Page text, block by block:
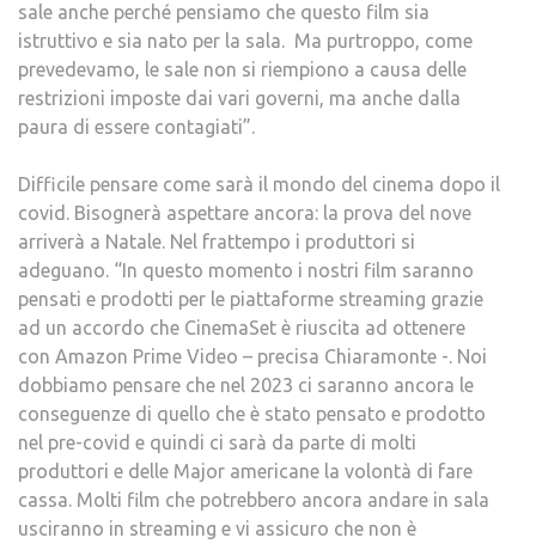
sale anche perché pensiamo che questo film sia
istruttivo e sia nato per la sala. Ma purtroppo, come
prevedevamo, le sale non si riempiono a causa delle
restrizioni imposte dai vari governi, ma anche dalla
paura di essere contagiati”.
Difficile pensare come sarà il mondo del cinema dopo il
covid. Bisognerà aspettare ancora: la prova del nove
arriverà a Natale. Nel frattempo i produttori si
adeguano. “In questo momento i nostri film saranno
pensati e prodotti per le piattaforme streaming grazie
ad un accordo che CinemaSet è riuscita ad ottenere
con Amazon Prime Video – precisa Chiaramonte -. Noi
dobbiamo pensare che nel 2023 ci saranno ancora le
conseguenze di quello che è stato pensato e prodotto
nel pre-covid e quindi ci sarà da parte di molti
produttori e delle Major americane la volontà di fare
cassa. Molti film che potrebbero ancora andare in sala
usciranno in streaming e vi assicuro che non è